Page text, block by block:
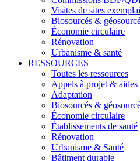
Visites de sites
Biosourcés &
Économie circulaire
Rénovation
Urbanisme & santé
RESSOURCES
Toutes les ressources
Appels à projet & aides
Adaptation
Biosourcés &
Économie circulaire
Établissements de santé
Rénovation
Urbanisme & Santé
Bâtiment durable